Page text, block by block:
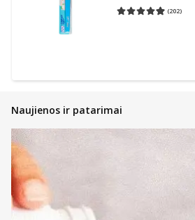
(202)
Vidutinis įvertinimas 4.95
Naujienos ir patarimai